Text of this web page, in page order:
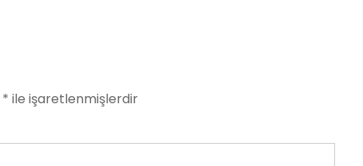
* ile işaretlenmişlerdir